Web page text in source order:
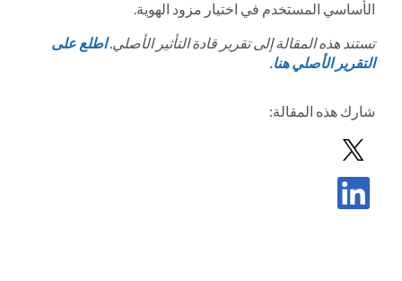
الأساسي المستخدم في اختيار مزود الهوية.
تستند هذه المقالة إلى تقرير قادة التأثير الأصلي.اطلع على
التقرير الأصلي هنا.
شارك هذه المقالة:
مشاركة المشاركة في X